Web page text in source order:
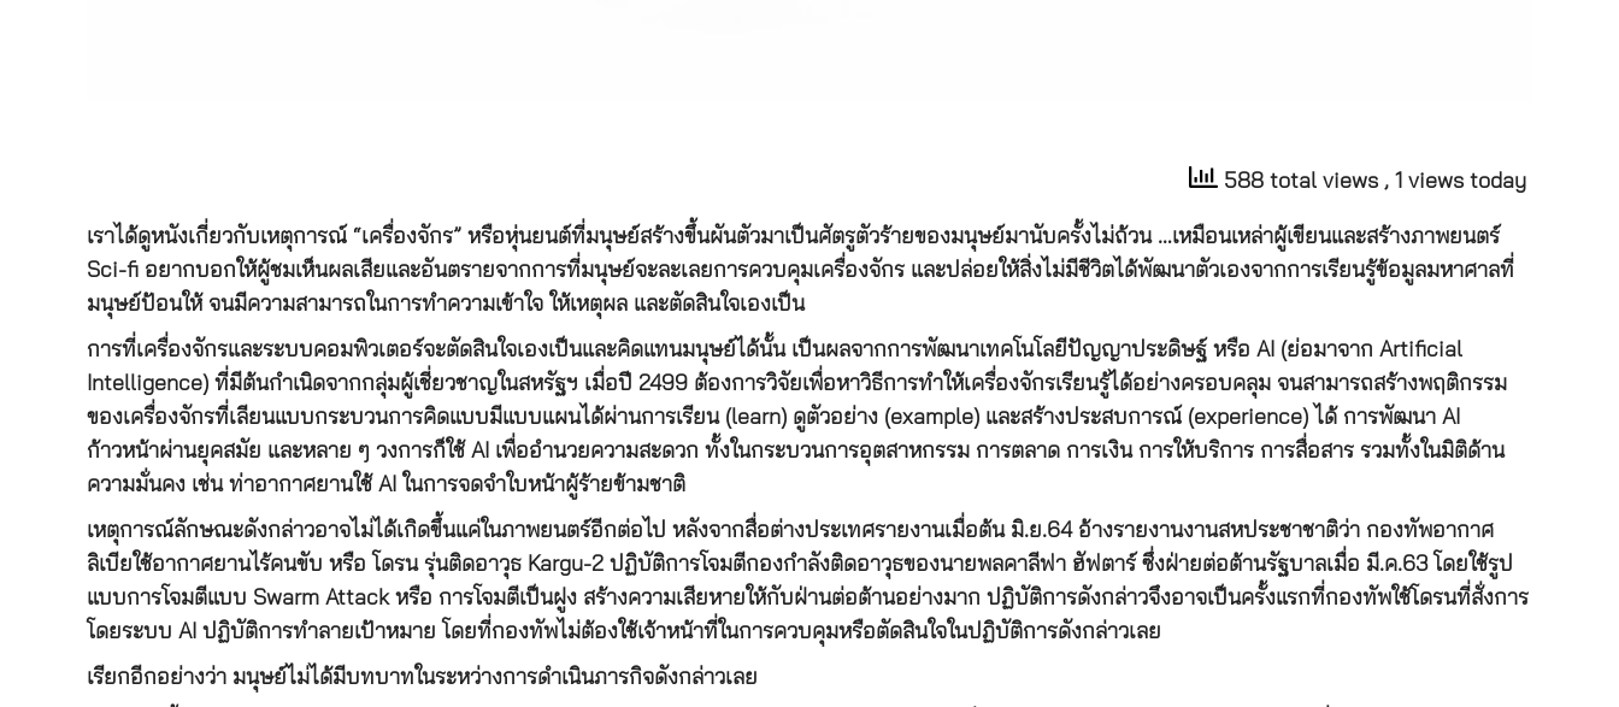
588 total views , 1 views today
เราได้ดูหนังเกี่ยวกับเหตุการณ์ “เครื่องจักร” หรือหุ่นยนต์ที่มนุษย์สร้างขึ้นผันตัวมาเป็นศัตรูตัวร้ายของมนุษย์มานับครั้งไม่ถ้วน …เหมือนเหล่าผู้เขียนและสร้างภาพยนตร์
Sci-fi อยากบอกให้ผู้ชมเห็นผลเสียและอันตรายจากการที่มนุษย์จะละเลยการควบคุมเครื่องจักร และปล่อยให้สิ่งไม่มีชีวิตได้พัฒนาตัวเองจากการเรียนรู้ข้อมูลมหาศาลที่
มนุษย์ป้อนให้ จนมีความสามารถในการทำความเข้าใจ ให้เหตุผล และตัดสินใจเองเป็น
การที่เครื่องจักรและระบบคอมพิวเตอร์จะตัดสินใจเองเป็นและคิดแทนมนุษย์ได้นั้น เป็นผลจากการพัฒนาเทคโนโลยีปัญญาประดิษฐ์ หรือ AI (ย่อมาจาก Artificial
Intelligence) ที่มีต้นกำเนิดจากกลุ่มผู้เชี่ยวชาญในสหรัฐฯ เมื่อปี 2499 ต้องการวิจัยเพื่อหาวิธีการทำให้เครื่องจักรเรียนรู้ได้อย่างครอบคลุม จนสามารถสร้างพฤติกรรม
ของเครื่องจักรที่เลียนแบบกระบวนการคิดแบบมีแบบแผนได้ผ่านการเรียน (learn) ดูตัวอย่าง (example) และสร้างประสบการณ์ (experience) ได้ การพัฒนา AI
ก้าวหน้าผ่านยุคสมัย และหลาย ๆ วงการก็ใช้ AI เพื่ออำนวยความสะดวก ทั้งในกระบวนการอุตสาหกรรม การตลาด การเงิน การให้บริการ การสื่อสาร รวมทั้งในมิติด้าน
ความมั่นคง เช่น ท่าอากาศยานใช้ AI ในการจดจำใบหน้าผู้ร้ายข้ามชาติ
เหตุการณ์ลักษณะดังกล่าวอาจไม่ได้เกิดขึ้นแค่ในภาพยนตร์อีกต่อไป หลังจากสื่อต่างประเทศรายงานเมื่อต้น มิ.ย.64 อ้างรายงานงานสหประชาชาติว่า กองทัพอากาศ
ลิเบียใช้อากาศยานไร้คนขับ หรือ โดรน รุ่นติดอาวุธ Kargu-2 ปฏิบัติการโจมตีกองกำลังติดอาวุธของนายพลคาลีฟา ฮัฟตาร์ ซึ่งฝ่ายต่อต้านรัฐบาลเมื่อ มี.ค.63 โดยใช้รูป
แบบการโจมตีแบบ Swarm Attack หรือ การโจมตีเป็นฝูง สร้างความเสียหายให้กับฝ่านต่อต้านอย่างมาก ปฏิบัติการดังกล่าวจึงอาจเป็นครั้งแรกที่กองทัพใช้โดรนที่สั่งการ
โดยระบบ AI ปฏิบัติการทำลายเป้าหมาย โดยที่กองทัพไม่ต้องใช้เจ้าหน้าที่ในการควบคุมหรือตัดสินใจในปฏิบัติการดังกล่าวเลย
เรียกอีกอย่างว่า มนุษย์ไม่ได้มีบทบาทในระหว่างการดำเนินภารกิจดังกล่าวเลย